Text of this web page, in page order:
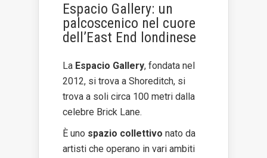
Espacio Gallery: un
palcoscenico nel cuore
dell’East End londinese
La Espacio Gallery, fondata nel
2012, si trova a Shoreditch, si
trova a soli circa 100 metri dalla
celebre Brick Lane.
È uno spazio collettivo nato da
artisti che operano in vari ambiti